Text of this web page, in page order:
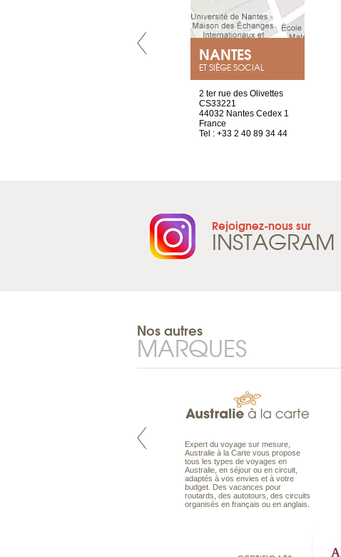
NANTES
ET SIÈGE SOCIAL
2 ter rue des Olivettes
CS33221
44032 Nantes Cedex 1
France
Tel : +33 2 40 89 34 44
Rejoignez-nous sur
INSTAGRAM
Nos autres
MARQUES
Pacifique à la carte est le spécialiste
Expert du voyage sur mesure,
Australie à la Carte vous propose
tous les types de voyages en
Australie, en séjour ou en circuit,
adaptés à vos envies et à votre
budget. Des vacances pour
routards, des autotours, des circuits
organisés en français ou en anglais.